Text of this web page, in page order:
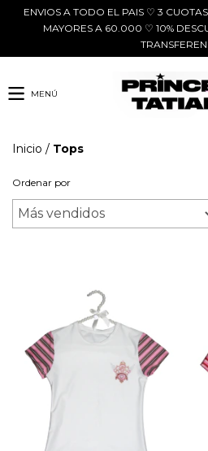
ENVIOS A TODO EL PAIS ♡ 3
MAYORES A 60.000 ♡ 10%
MENÚ
Inicio / Tops
Ordenar por